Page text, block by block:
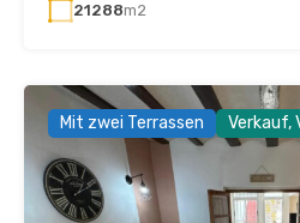
21288m2
Mit zwei Terrassen Verkauf,